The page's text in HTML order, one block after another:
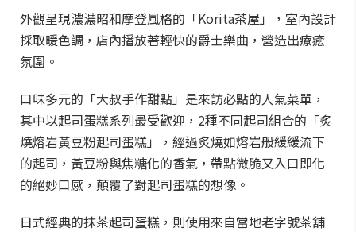
外觀呈現濃濃昭和摩登風格的「Korita茶屋」，室內設計
採取暖色調，店內播放著輕快的爵士樂曲，營造出療癒
氛圍。
口味多元的「大叔手作甜點」是來訪必點的人氣菜單，
其中以起司蛋糕系列最受歡迎，2種不同起司組合的「炙
燒熔岩黃豆粉起司蛋糕」，經過炙燒如熔岩般緩緩流下
的起司，黃豆粉與焦糖化的香氣，帶點微脆又入口即化
的絕妙口感，顛覆了對起司蛋糕的想像。
日式經典的抹茶起司蛋糕，則使用來自當地老字號茶舖